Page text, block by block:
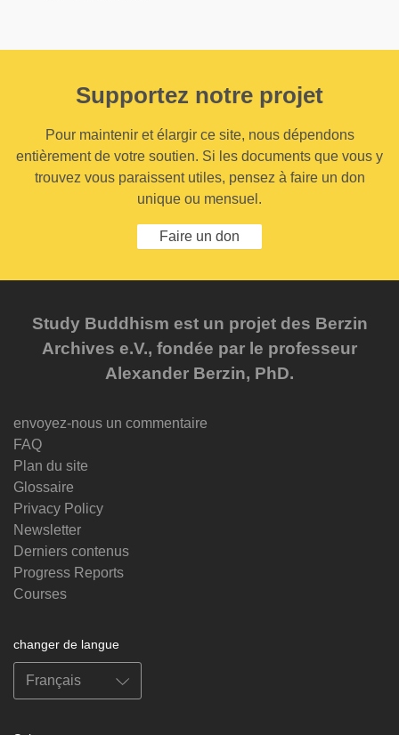
Supportez notre projet
Pour maintenir et élargir ce site, nous dépendons
entièrement de votre soutien. Si les documents que vous y
trouvez vous paraissent utiles, pensez à faire un don
unique ou mensuel.
Faire un don
Study Buddhism est un projet des Berzin
Archives e.V., fondée par le professeur
Alexander Berzin, PhD.
envoyez-nous un commentaire
FAQ
Plan du site
Glossaire
Privacy Policy
Newsletter
Derniers contenus
Progress Reports
Courses
changer de langue